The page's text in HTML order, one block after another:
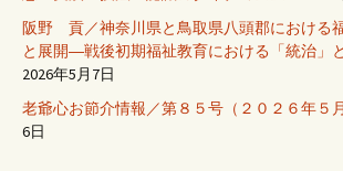
阪野 貢／神奈川県と鳥取県八頭郡における
と展開―戦後初期福祉教育における「統治」
2026年5月7日
老爺心お節介情報／第８５号（２０２６年５月
6日